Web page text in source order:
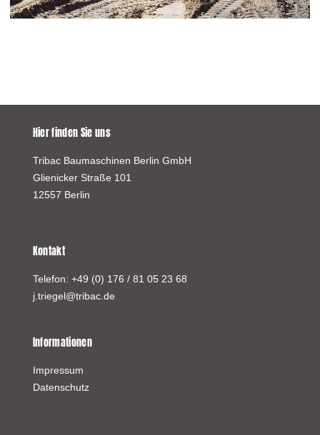
Hier finden Sie uns
Tribac Baumaschinen Berlin GmbH
Glienicker Straße 101
12557 Berlin
Kontakt
Telefon: +49 (0) 176 / 81 05 23 68
j.triegel@tribac.de
Informationen
Impressum
Datenschutz